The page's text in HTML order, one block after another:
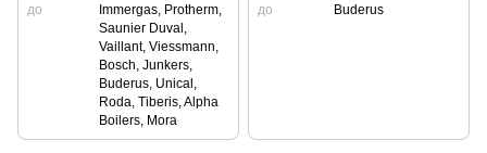
до
Immergas, Protherm,
Saunier Duval,
Vaillant, Viessmann,
Bosch, Junkers,
Buderus, Unical,
Roda, Tiberis, Alpha
Boilers, Mora
до
Buderus